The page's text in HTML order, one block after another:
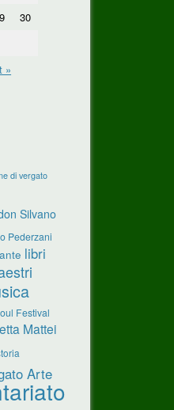
30
»
di vergato
Silvano
Pederzani
libri
Festival
Mattei
Arte